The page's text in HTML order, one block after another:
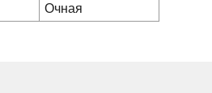
Очная